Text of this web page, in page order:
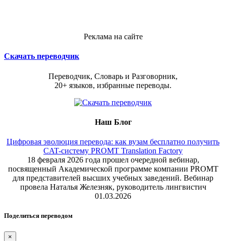
Реклама на сайте
Скачать переводчик
Переводчик, Словарь и Разговорник,
20+ языков, избранные переводы.
Наш Блог
Цифровая эволюция перевода: как вузам бесплатно получить
CAT-систему PROMT Translation Factory
18 февраля 2026 года прошел очередной вебинар,
посвященный Академической программе компании PROMT
для представителей высших учебных заведений. Вебинар
провела Наталья Железняк, руководитель лингвистич
01.03.2026
Поделиться переводом
×